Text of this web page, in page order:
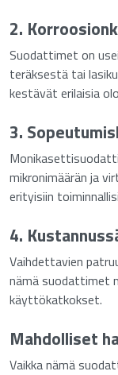
2.
Suodattimet on
teräksestä tai
kestävät erilaisia
3.
mikronimäärän ja
erityisiin
4.
Vaihdettavien
nämä suodattimet
käyttökatkokset.
Mahdolliset
Vaikka nämä